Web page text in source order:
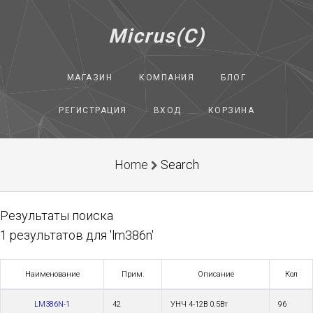
Micrus(C)
МАГАЗИН КОМПАНИЯ БЛОГ
РЕГИСТРАЦИЯ ВХОД КОРЗИНА
Home Search
Результаты поиска
1 результатов для 'lm386n'
Наименование Прим. Описание Кол
LM386N-1 42 УНЧ 4-12В 0.5Вт 96